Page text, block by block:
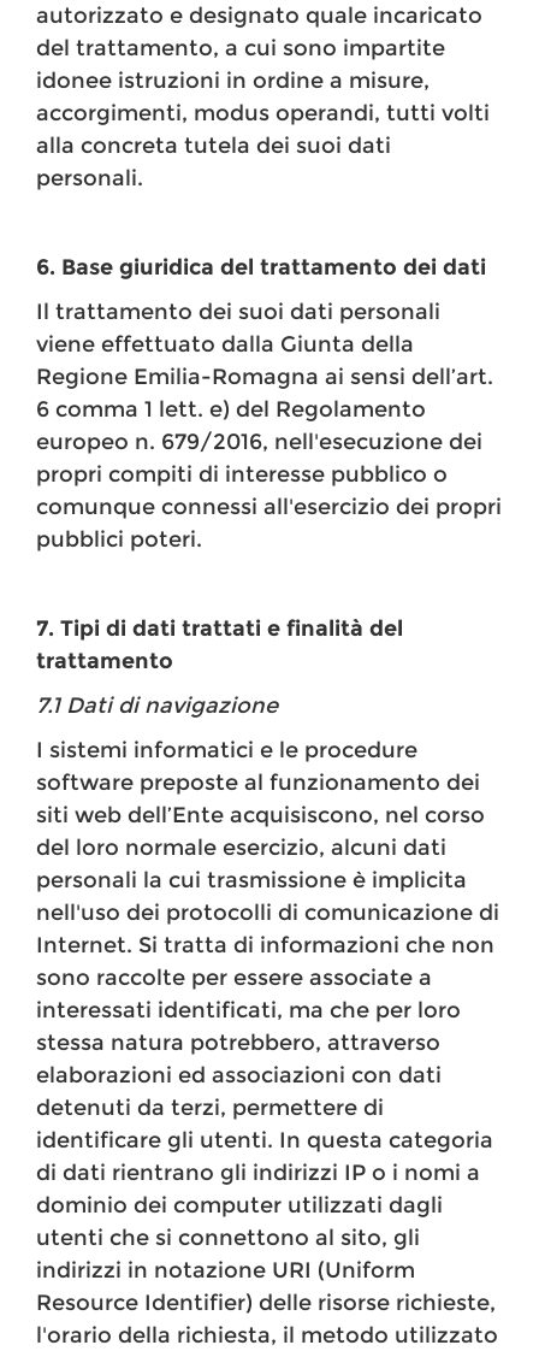
autorizzato e designato quale incaricato
del trattamento, a cui sono impartite
idonee istruzioni in ordine a misure,
accorgimenti, modus operandi, tutti volti
alla concreta tutela dei suoi dati
personali.
6. Base giuridica del trattamento dei dati
Il trattamento dei suoi dati personali
viene effettuato dalla Giunta della
Regione Emilia-Romagna ai sensi dell’art.
6 comma 1 lett. e) del Regolamento
europeo n. 679/2016, nell'esecuzione dei
propri compiti di interesse pubblico o
comunque connessi all'esercizio dei propri
pubblici poteri.
7. Tipi di dati trattati e finalità del
trattamento
7.1 Dati di navigazione
I sistemi informatici e le procedure
software preposte al funzionamento dei
siti web dell’Ente acquisiscono, nel corso
del loro normale esercizio, alcuni dati
personali la cui trasmissione è implicita
nell'uso dei protocolli di comunicazione di
Internet. Si tratta di informazioni che non
sono raccolte per essere associate a
interessati identificati, ma che per loro
stessa natura potrebbero, attraverso
elaborazioni ed associazioni con dati
detenuti da terzi, permettere di
identificare gli utenti. In questa categoria
di dati rientrano gli indirizzi IP o i nomi a
dominio dei computer utilizzati dagli
utenti che si connettono al sito, gli
indirizzi in notazione URI (Uniform
Resource Identifier) delle risorse richieste,
l'orario della richiesta, il metodo utilizzato